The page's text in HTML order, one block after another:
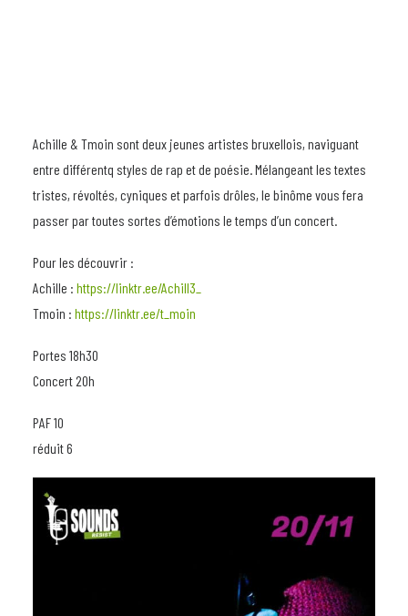
Achille & Tmoin sont deux jeunes artistes bruxellois, naviguant
entre différentq styles de rap et de poésie. Mélangeant les textes
tristes, révoltés, cyniques et parfois drôles, le binôme vous fera
passer par toutes sortes d’émotions le temps d’un concert.
Pour les découvrir :
Achille : https://linktr.ee/Achill3_
Tmoin : https://linktr.ee/t_moin
Portes 18h30
Concert 20h
PAF 10
réduit 6